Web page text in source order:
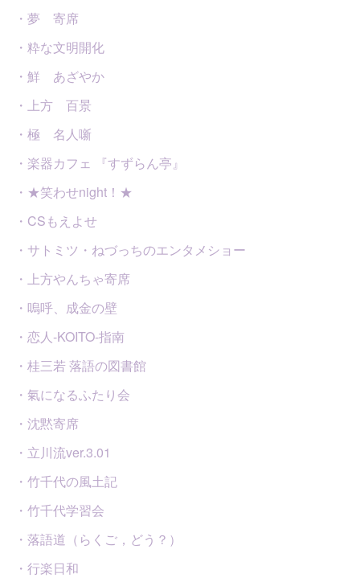
・夢 寄席
・粋な文明開化
・鮮 あざやか
・上方 百景
・極 名人噺
・楽器カフェ 『すずらん亭』
・★笑わせnight！★
・CSもえよせ
・サトミツ・ねづっちのエンタメショー
・上方やんちゃ寄席
・嗚呼、成金の壁
・恋人-KOITO-指南
・桂三若 落語の図書館
・氣になるふたり会
・沈黙寄席
・立川流ver.3.01
・竹千代の風土記
・竹千代学習会
・落語道（らくご，どう？）
・行楽日和